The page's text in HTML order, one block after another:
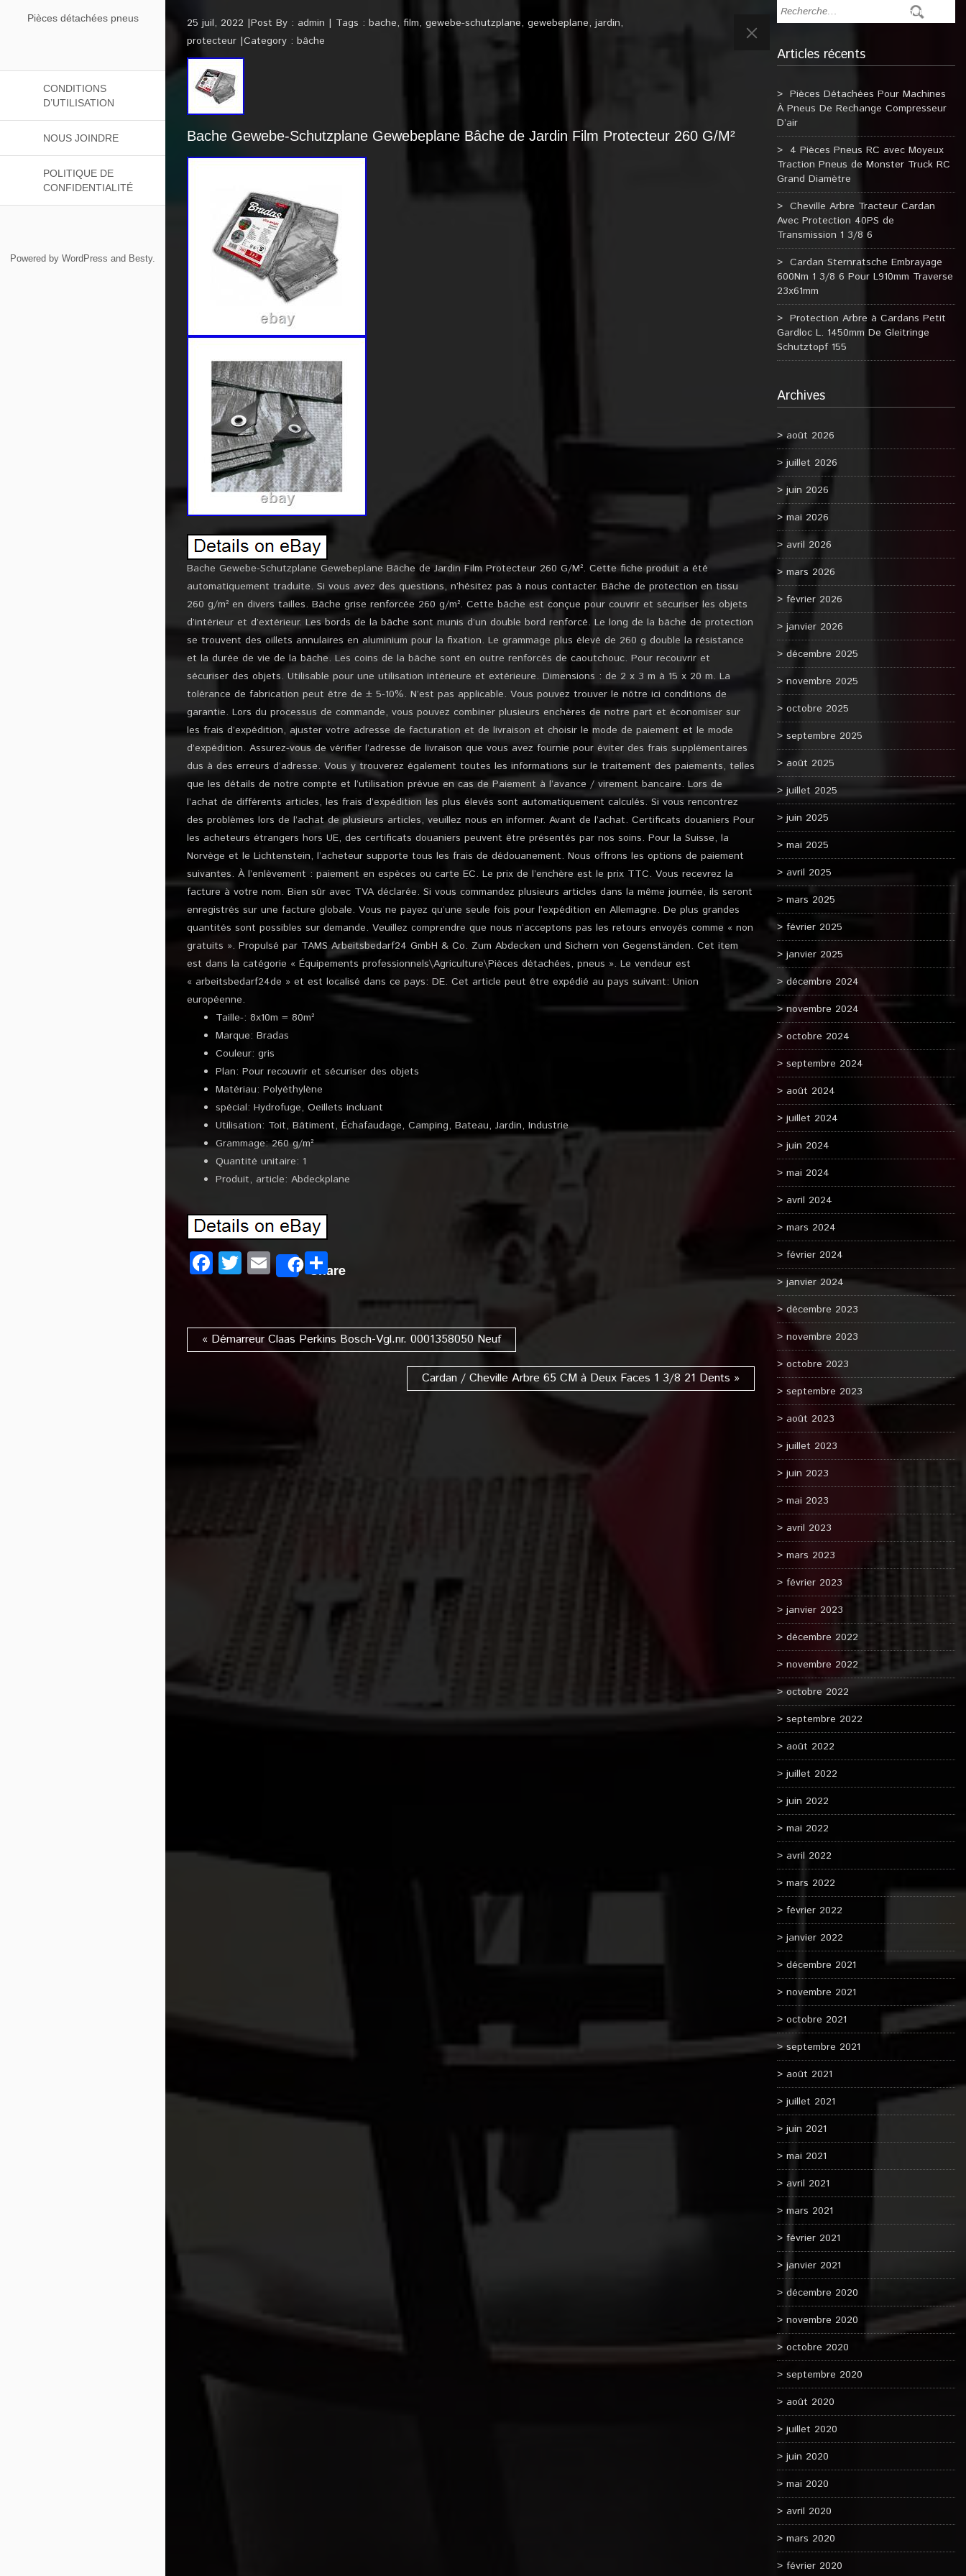
Pièces détachées pneus
CONDITIONS
D’UTILISATION
NOUS JOINDRE
POLITIQUE DE
CONFIDENTIALITÉ
Powered by WordPress and Besty.
25 juil, 2022 Post By : admin Tags : bache, film, gewebe-schutzplane, gewebeplane, jardin,
protecteur Category : bâche
Bache Gewebe-Schutzplane Gewebeplane Bâche de Jardin Film Protecteur 260 G/M²
Bache Gewebe-Schutzplane Gewebeplane Bâche de Jardin Film Protecteur 260 G/M². Cette fiche produit a été
automatiquement traduite. Si vous avez des questions, n’hésitez pas à nous contacter. Bâche de protection en tissu
260 g/m² en divers tailles. Bâche grise renforcée 260 g/m². Cette bâche est conçue pour couvrir et sécuriser les objets
d’intérieur et d’extérieur. Les bords de la bâche sont munis d’un double bord renforcé. Le long de la bâche de protection
se trouvent des oillets annulaires en aluminium pour la fixation. Le grammage plus élevé de 260 g double la résistance
et la durée de vie de la bâche. Les coins de la bâche sont en outre renforcés de caoutchouc. Pour recouvrir et
sécuriser des objets. Utilisable pour une utilisation intérieure et extérieure. Dimensions : de 2 x 3 m à 15 x 20 m. La
tolérance de fabrication peut être de ± 5-10%. N’est pas applicable. Vous pouvez trouver le nôtre ici conditions de
garantie. Lors du processus de commande, vous pouvez combiner plusieurs enchères de notre part et économiser sur
les frais d’expédition, ajuster votre adresse de facturation et de livraison et choisir le mode de paiement et le mode
d’expédition. Assurez-vous de vérifier l’adresse de livraison que vous avez fournie pour éviter des frais supplémentaires
dus à des erreurs d’adresse. Vous y trouverez également toutes les informations sur le traitement des paiements, telles
que les détails de notre compte et l’utilisation prévue en cas de Paiement à l’avance / virement bancaire. Lors de
l’achat de différents articles, les frais d’expédition les plus élevés sont automatiquement calculés. Si vous rencontrez
des problèmes lors de l’achat de plusieurs articles, veuillez nous en informer. Avant de l’achat. Certificats douaniers Pour
les acheteurs étrangers hors UE, des certificats douaniers peuvent être présentés par nos soins. Pour la Suisse, la
Norvège et le Lichtenstein, l’acheteur supporte tous les frais de dédouanement. Nous offrons les options de paiement
suivantes. À l’enlèvement : paiement en espèces ou carte EC. Le prix de l’enchère est le prix TTC. Vous recevrez la
facture à votre nom. Bien sûr avec TVA déclarée. Si vous commandez plusieurs articles dans la même journée, ils seront
enregistrés sur une facture globale. Vous ne payez qu’une seule fois pour l’expédition en Allemagne. De plus grandes
quantités sont possibles sur demande. Veuillez comprendre que nous n’acceptons pas les retours envoyés comme « non
gratuits ». Propulsé par TAMS Arbeitsbedarf24 GmbH & Co. Zum Abdecken und Sichern von Gegenständen. Cet item
est dans la catégorie « Équipements professionnels\Agriculture\Pièces détachées, pneus ». Le vendeur est
« arbeitsbedarf24de » et est localisé dans ce pays: DE. Cet article peut être expédié au pays suivant: Union
européenne.
Taille-: 8x10m = 80m²
Marque: Bradas
Couleur: gris
Plan: Pour recouvrir et sécuriser des objets
Matériau: Polyéthylène
spécial: Hydrofuge, Oeillets incluant
Utilisation: Toit, Bâtiment, Échafaudage, Camping, Bateau, Jardin, Industrie
Grammage: 260 g/m²
Quantité unitaire: 1
Produit, article: Abdeckplane
Facebook
Twitter
EmailSharePartager
« Démarreur Claas Perkins Bosch-Vgl.nr. 0001358050 Neuf
Cardan / Cheville Arbre 65 CM à Deux Faces 1 3/8 21 Dents »
Articles récents
Pièces Détachées Pour Machines
À Pneus De Rechange Compresseur
D’air
4 Pièces Pneus RC avec Moyeux
Traction Pneus de Monster Truck RC
Grand Diamètre
Cheville Arbre Tracteur Cardan
Avec Protection 40PS de
Transmission 1 3/8 6
Cardan Sternratsche Embrayage
600Nm 1 3/8 6 Pour L910mm Traverse
23x61mm
Protection Arbre à Cardans Petit
Gardloc L. 1450mm De Gleitringe
Schutztopf 155
Archives
août 2026
juillet 2026
juin 2026
mai 2026
avril 2026
mars 2026
février 2026
janvier 2026
décembre 2025
novembre 2025
octobre 2025
septembre 2025
août 2025
juillet 2025
juin 2025
mai 2025
avril 2025
mars 2025
février 2025
janvier 2025
décembre 2024
novembre 2024
octobre 2024
septembre 2024
août 2024
juillet 2024
juin 2024
mai 2024
avril 2024
mars 2024
février 2024
janvier 2024
décembre 2023
novembre 2023
octobre 2023
septembre 2023
août 2023
juillet 2023
juin 2023
mai 2023
avril 2023
mars 2023
février 2023
janvier 2023
décembre 2022
novembre 2022
octobre 2022
septembre 2022
août 2022
juillet 2022
juin 2022
mai 2022
avril 2022
mars 2022
février 2022
janvier 2022
décembre 2021
novembre 2021
octobre 2021
septembre 2021
août 2021
juillet 2021
juin 2021
mai 2021
avril 2021
mars 2021
février 2021
janvier 2021
décembre 2020
novembre 2020
octobre 2020
septembre 2020
août 2020
juillet 2020
juin 2020
mai 2020
avril 2020
mars 2020
février 2020